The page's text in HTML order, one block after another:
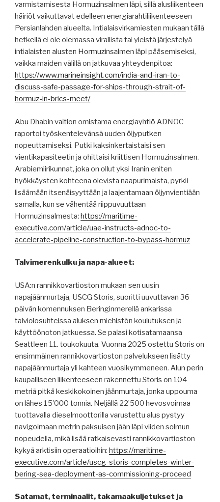
varmistamisesta Hormuzinsalmen läpi, sillä alusliikenteen
häiriöt vaikuttavat edelleen energiarahtiliikenteeseen
Persianlahden alueelta. Intialaisvirkamiesten mukaan tällä
hetkellä ei ole olemassa virallista tai yleistä järjestelyä
intialaisten alusten Hormuzinsalmen läpi pääsemiseksi,
vaikka maiden välillä on jatkuvaa yhteydenpitoa:
https://www.marineinsight.com/india-and-iran-to-
discuss-safe-passage-for-ships-through-strait-of-
hormuz-in-brics-meet/
Abu Dhabin valtion omistama energiayhtiö ADNOC
raportoi työskentelevänsä uuden öljyputken
nopeuttamiseksi. Putki kaksinkertaistaisi sen
vientikapasiteetin ja ohittaisi kriittisen Hormuzinsalmen.
Arabiemiirikunnat, joka on ollut yksi Iranin eniten
hyökkäysten kohteena olevista naapurimaista, pyrkii
lisäämään itsenäisyyttään ja laajentamaan öljynvientiään
samalla, kun se vähentää riippuvuuttaan
Hormuzinsalmesta: https://maritime-
executive.com/article/uae-instructs-adnoc-to-
accelerate-pipeline-construction-to-bypass-hormuz
Talvimerenkulku ja napa-alueet:
USA:n rannikkovartioston mukaan sen uusin
napajäänmurtaja, USCG Storis, suoritti uuvuttavan 36
päivän komennuksen Beringinmerellä ankarissa
talviolosuhteissa aluksen miehistön koulutuksen ja
käyttöönoton jatkuessa. Se palasi kotisatamaansa
Seattleen 11. toukokuuta. Vuonna 2025 ostettu Storis on
ensimmäinen rannikkovartioston palvelukseen lisätty
napajäänmurtaja yli kahteen vuosikymmeneen. Alun perin
kaupalliseen liikenteeseen rakennettu Storis on 104
metriä pitkä keskikokoinen jäänmurtaja, jonka uppouma
on lähes 15’000 tonnia. Neljällä 22’500 hevosvoimaa
tuottavalla dieselmoottorilla varustettu alus pystyy
navigoimaan metrin paksuisen jään läpi viiden solmun
nopeudella, mikä lisää ratkaisevasti rannikkovartioston
kykyä arktisiin operaatioihin: https://maritime-
executive.com/article/uscg-storis-completes-winter-
bering-sea-deployment-as-commissioning-proceed
Satamat, terminaalit, takamaakuljetukset ja